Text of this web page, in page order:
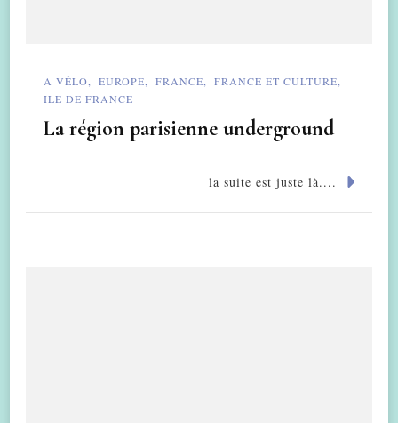
A VÉLO EUROPE FRANCE
FRANCE ET CULTURE
ILE DE FRANCE
La région parisienne underground
la suite est juste là....